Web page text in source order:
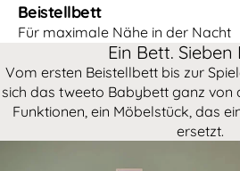
Beistellbett
Für maximale Nähe in der Nacht
Ein Bett. Sieben
Vom ersten Beistellbett bis zur
sich das tweeto Babybett ganz von
Funktionen, ein Möbelstück, das
ersetzt.